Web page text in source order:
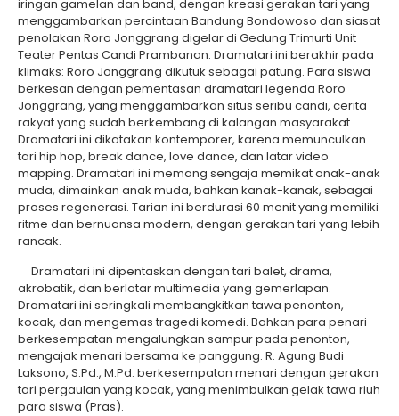
iringan gamelan dan band, dengan kreasi gerakan tari yang
menggambarkan percintaan Bandung Bondowoso dan siasat
penolakan Roro Jonggrang digelar di Gedung Trimurti Unit
Teater Pentas Candi Prambanan. Dramatari ini berakhir pada
klimaks: Roro Jonggrang dikutuk sebagai patung. Para siswa
berkesan dengan pementasan dramatari legenda Roro
Jonggrang, yang menggambarkan situs seribu candi, cerita
rakyat yang sudah berkembang di kalangan masyarakat.
Dramatari ini dikatakan kontemporer, karena memunculkan
tari hip hop, break dance, love dance, dan latar video
mapping. Dramatari ini memang sengaja memikat anak-anak
muda, dimainkan anak muda, bahkan kanak-kanak, sebagai
proses regenerasi. Tarian ini berdurasi 60 menit yang memiliki
ritme dan bernuansa modern, dengan gerakan tari yang lebih
rancak.
Dramatari ini dipentaskan dengan tari balet, drama,
akrobatik, dan berlatar multimedia yang gemerlapan.
Dramatari ini seringkali membangkitkan tawa penonton,
kocak, dan mengemas tragedi komedi. Bahkan para penari
berkesempatan mengalungkan sampur pada penonton,
mengajak menari bersama ke panggung. R. Agung Budi
Laksono, S.Pd., M.Pd. berkesempatan menari dengan gerakan
tari pergaulan yang kocak, yang menimbulkan gelak tawa riuh
para siswa (Pras).